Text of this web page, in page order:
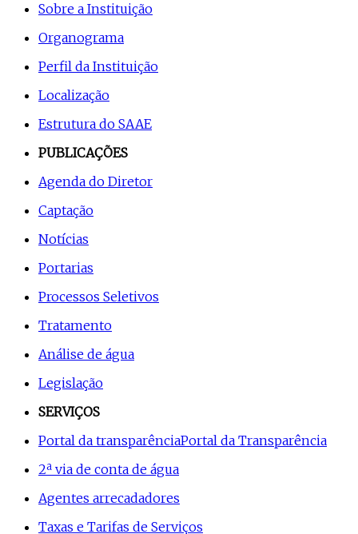
Sobre a Instituição
Organograma
Perfil da Instituição
Localização
Estrutura do SAAE
PUBLICAÇÕES
Agenda do Diretor
Captação
Notícias
Portarias
Processos Seletivos
Tratamento
Análise de água
Legislação
SERVIÇOS
Portal da transparênciaPortal da Transparência
2ª via de conta de água
Agentes arrecadadores
Taxas e Tarifas de Serviços